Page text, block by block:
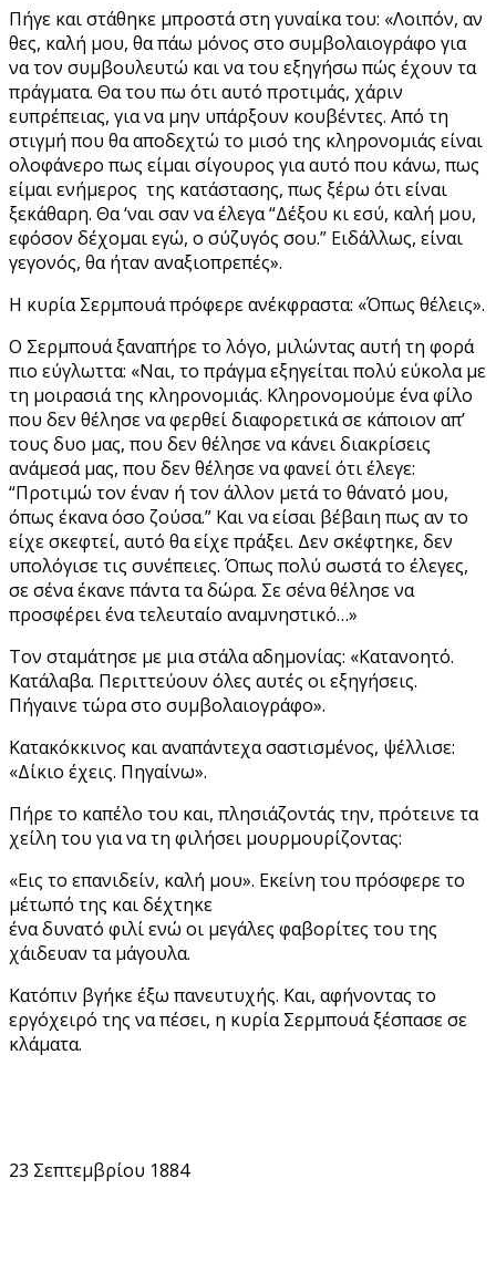
Πήγε και στάθηκε μπροστά στη γυναίκα του: «Λοιπόν, αν
θες, καλή μου, θα πάω μόνος στο συμβολαιογράφο για
να τον συμβουλευτώ και να του εξηγήσω πώς έχουν τα
πράγματα. Θα του πω ότι αυτό προτιμάς, χάριν
ευπρέπειας, για να μην υπάρξουν κουβέντες. Από τη
στιγμή που θα αποδεχτώ το μισό της κληρονομιάς είναι
ολοφάνερο πως είμαι σίγουρος για αυτό που κάνω, πως
είμαι ενήμερος της κατάστασης, πως ξέρω ότι είναι
ξεκάθαρη. Θα ‘ναι σαν να έλεγα “Δέξου κι εσύ, καλή μου,
εφόσον δέχομαι εγώ, ο σύζυγός σου.” Ειδάλλως, είναι
γεγονός, θα ήταν αναξιοπρεπές».
Η κυρία Σερμπουά πρόφερε ανέκφραστα: «Όπως θέλεις».
Ο Σερμπουά ξαναπήρε το λόγο, μιλώντας αυτή τη φορά
πιο εύγλωττα: «Ναι, το πράγμα εξηγείται πολύ εύκολα με
τη μοιρασιά της κληρονομιάς. Κληρονομούμε ένα φίλο
που δεν θέλησε να φερθεί διαφορετικά σε κάποιον απ’
τους δυο μας, που δεν θέλησε να κάνει διακρίσεις
ανάμεσά μας, που δεν θέλησε να φανεί ότι έλεγε:
“Προτιμώ τον έναν ή τον άλλον μετά το θάνατό μου,
όπως έκανα όσο ζούσα.” Και να είσαι βέβαιη πως αν το
είχε σκεφτεί, αυτό θα είχε πράξει. Δεν σκέφτηκε, δεν
υπολόγισε τις συνέπειες. Όπως πολύ σωστά το έλεγες,
σε σένα έκανε πάντα τα δώρα. Σε σένα θέλησε να
προσφέρει ένα τελευταίο αναμνηστικό…»
Τον σταμάτησε με μια στάλα αδημονίας: «Κατανοητό.
Κατάλαβα. Περιττεύουν όλες αυτές οι εξηγήσεις.
Πήγαινε τώρα στο συμβολαιογράφο».
Κατακόκκινος και αναπάντεχα σαστισμένος, ψέλλισε:
«Δίκιο έχεις. Πηγαίνω».
Πήρε το καπέλο του και, πλησιάζοντάς την, πρότεινε τα
χείλη του για να τη φιλήσει μουρμουρίζοντας:
«Εις το επανιδείν, καλή μου». Εκείνη του πρόσφερε το
μέτωπό της και δέχτηκε
ένα δυνατό φιλί ενώ οι μεγάλες φαβορίτες του της
χάιδευαν τα μάγουλα.
Κατόπιν βγήκε έξω πανευτυχής. Και, αφήνοντας το
εργόχειρό της να πέσει, η κυρία Σερμπουά ξέσπασε σε
κλάματα.
23 Σεπτεμβρίου 1884